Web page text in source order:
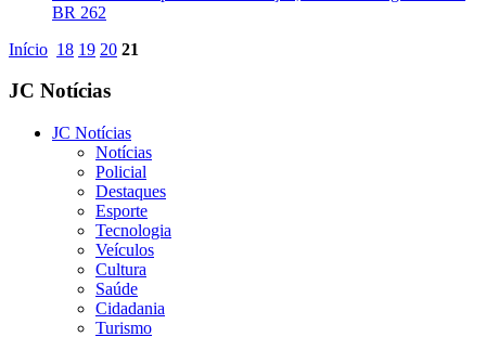
BR 262
Início 18 19 20 21
JC Notícias
JC Notícias
Notícias
Policial
Destaques
Esporte
Tecnologia
Veículos
Cultura
Saúde
Cidadania
Turismo